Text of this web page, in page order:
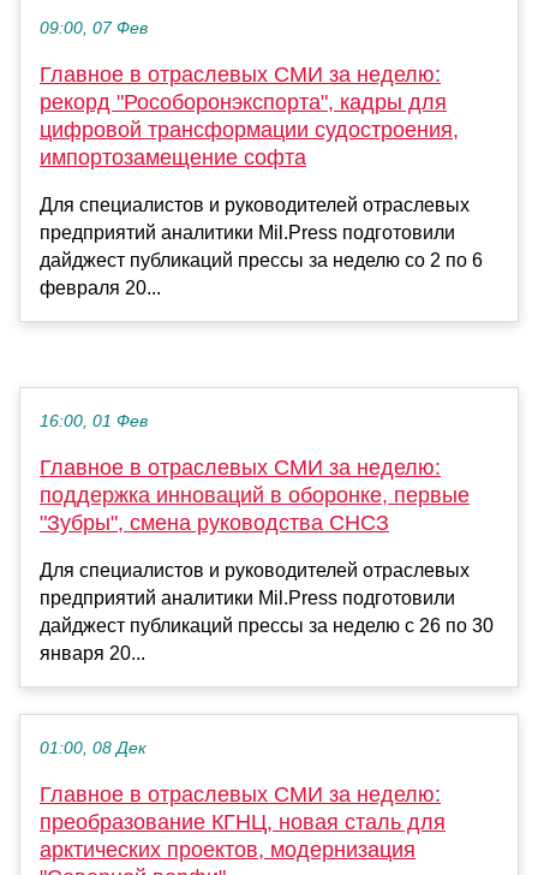
09:00, 07 Фев
Главное в отраслевых СМИ за неделю:
рекорд "Рособоронэкспорта", кадры для
цифровой трансформации судостроения,
импортозамещение софта
Для специалистов и руководителей отраслевых
предприятий аналитики Mil.Press подготовили
дайджест публикаций прессы за неделю со 2 по 6
февраля 20...
16:00, 01 Фев
Главное в отраслевых СМИ за неделю:
поддержка инноваций в оборонке, первые
"Зубры", смена руководства СНСЗ
Для специалистов и руководителей отраслевых
предприятий аналитики Mil.Press подготовили
дайджест публикаций прессы за неделю с 26 по 30
января 20...
01:00, 08 Дек
Главное в отраслевых СМИ за неделю:
преобразование КГНЦ, новая сталь для
арктических проектов, модернизация